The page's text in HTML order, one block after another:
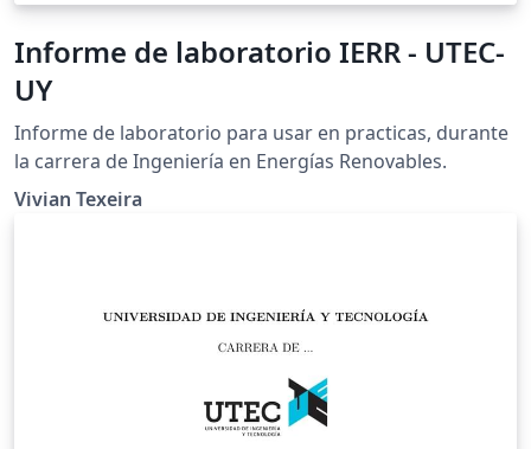
Informe de laboratorio IERR - UTEC-
UY
Informe de laboratorio para usar en practicas, durante
la carrera de Ingeniería en Energías Renovables.
Vivian Texeira